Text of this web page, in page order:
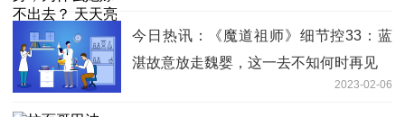
今日热讯：《魔道祖师》细节控33：蓝
湛故意放走魏婴，这一去不知何时再见
2023-02-06